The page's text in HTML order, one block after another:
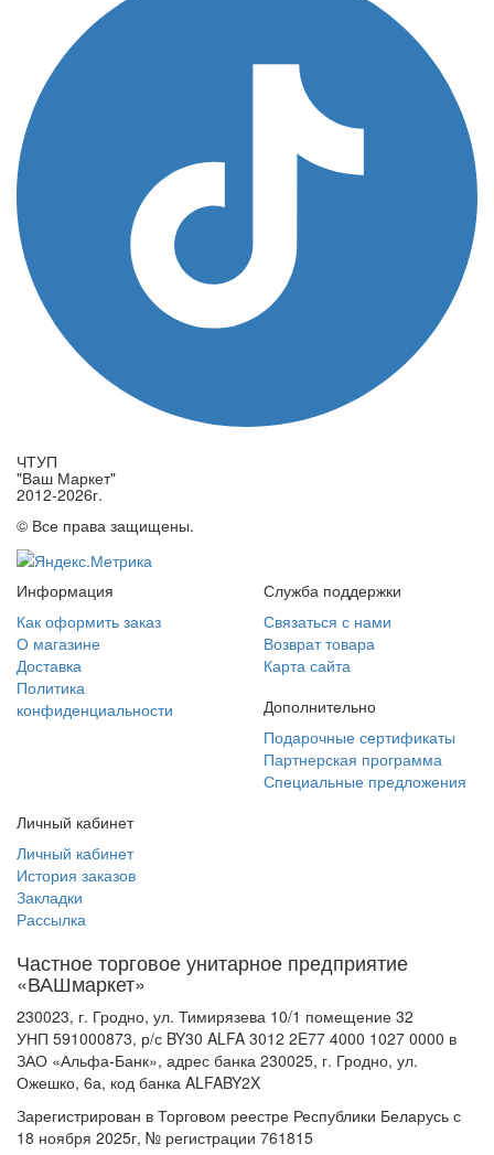
ЧТУП
"Ваш Маркет"
2012-2026г.
© Все права защищены.
Информация
Как оформить заказ
О магазине
Доставка
Политика
конфиденциальности
Служба поддержки
Связаться с нами
Возврат товара
Карта сайта
Дополнительно
Подарочные сертификаты
Партнерская программа
Специальные предложения
Личный кабинет
Личный кабинет
История заказов
Закладки
Рассылка
Частное торговое унитарное предприятие
«ВАШмаркет»
230023, г. Гродно, ул. Тимирязева 10/1 помещение 32
УНП 591000873, р/с BY30 ALFA 3012 2E77 4000 1027 0000 в
ЗАО «Альфа-Банк», адрес банка 230025, г. Гродно, ул.
Ожешко, 6а, код банка ALFABY2X
Зарегистрирован в Торговом реестре Республики Беларусь с
18 ноября 2025г, № регистрации 761815